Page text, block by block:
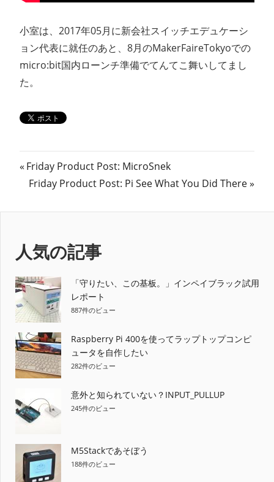
小室は、2017年05月に新会社スイッチエデュケーシ
ョン代表に就任のあと、8月のMakerFaireTokyoでの
micro:bit国内ローンチ準備でてんてこ舞いしてまし
た。
投
稿
ナ
ビ
ゲ
ー
シ
ョ
ン
前
の
Friday Product Post: MicroSnek
次
Friday Product Post: Pi See What You Did There
人気の記事
「守りたい、この基板。」インペイブラック試用
レポート
887件のビュー
Raspberry Pi 400を使ってラップトップコンピ
ュータを自作したい
282件のビュー
意外と知られていない？INPUT_PULLUP
245件のビュー
M5Stackであそぼう
188件のビュー